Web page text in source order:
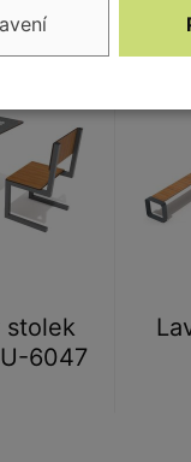
Alternativy
stolek
6047